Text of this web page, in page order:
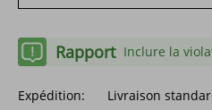
Rapport Inclure la
Expédition: Livraison